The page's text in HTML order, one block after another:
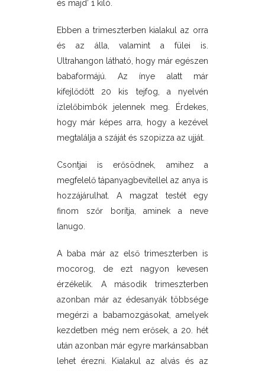
és majd’ 1 kiló.
Ebben a trimeszterben kialakul az orra
és az álla, valamint a fülei is.
Ultrahangon látható, hogy már egészen
babaformájú. Az ínye alatt már
kifejlődött 20 kis tejfog, a nyelvén
ízlelőbimbók jelennek meg. Érdekes,
hogy már képes arra, hogy a kezével
megtalálja a száját és szopizza az ujját.
Csontjai is erősödnek, amihez a
megfelelő tápanyagbevitellel az anya is
hozzájárulhat. A magzat testét egy
finom szőr borítja, aminek a neve
lanugo.
A baba már az első trimeszterben is
mocorog, de ezt nagyon kevesen
érzékelik. A második trimeszterben
azonban már az édesanyák többsége
megérzi a babamozgásokat, amelyek
kezdetben még nem erősek, a 20. hét
után azonban már egyre markánsabban
lehet érezni. Kialakul az alvás és az